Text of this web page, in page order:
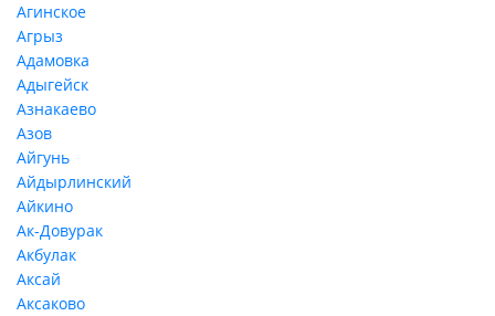
Агинское
Агрыз
Адамовка
Адыгейск
Азнакаево
Азов
Айгунь
Айдырлинский
Айкино
Ак-Довурак
Акбулак
Аксай
Аксаково